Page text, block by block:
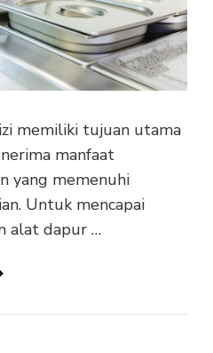
memiliki tujuan utama
manfaat
yang memenuhi
Untuk mencapai
alat dapur …